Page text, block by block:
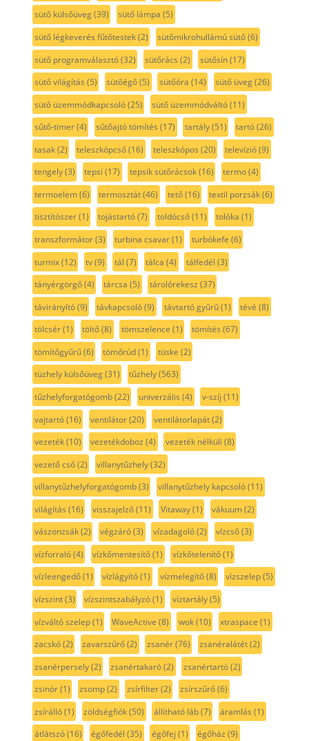
sütő külsőüveg(39) sütő lámpa (5)
sütő légkeverés fűtőtestek(2) sütőmikrohullámú sütő(6)
sütő programválasztó(32) sütőrács (2) sütősín(17)
sütő világítás (5) sütőégő(5) sütőóra (14) sütő üveg(26)
sütő üzemmódkapcsoló(25) sütő üzemmódváltó(11)
sűtő-timer(4) sűtőajtó tömítés (17) tartály(51) tartó(26)
tasak(2) teleszkópcső(16) teleszkópos (20) televízió(9)
tengely(3) tepsi (17) tepsik sütőrácsok(16) termo(4)
termoelem(6) termosztát(46) tető(16) textil porzsák(6)
tisztítószer(1) tojástartó(7) toldócső(11) tolóka (1)
transzformátor(3) turbina csavar(1) turbókefe (6)
turmix(12) tv(9) tál (7) tálca (4) tálfedél (3)
tányérgörgő(4) tárcsa (5) tárolórekesz (37)
távirányító(9) távkapcsoló(9) távtartó gyűrű(1) tévé (8)
tölcsér(1) töltő(8) tömszelence (1) tömítés (67)
tömítőgyűrű(6) tömőrúd(1) tüske (2)
tüzhely külsőüveg(31) tűzhely(563)
tűzhelyforgatógomb(22) univerzális (4) v-szíj (11)
vajtartó(16) ventilátor(20) ventilátorlapát(2)
vezeték(10) vezetékdoboz (4) vezeték nélküli (8)
vezető cső(2) villanytűzhely(32)
villanytűzhelyforgatógomb(3) villanytűzhely kapcsoló(11)
világítás (16) visszajelző(11) Vitaway(1) vákuum(2)
vászonzsák(2) végzáró(3) vízadagoló(2) vízcső(3)
vízforraló(4) vízkőmentesítő(1) vízkőtelenítő(1)
vízleengedő(1) vízlágyító(1) vízmelegítő(8) vízszelep(5)
vízszint(3) vízszintszabályzó(1) víztartály(5)
vízváltó szelep(1) WaveActive (8) wok(10) xtraspace (1)
zacskó(2) zavarszűrő(2) zsanér(76) zsanéralátét(2)
zsanérpersely(2) zsanértakaró(2) zsanértartó(2)
zsinór(1) zsomp(2) zsírfilter(2) zsírszűrő(6)
zsírálló(1) zöldségfiók(50) állítható láb(7) áramlás (1)
átlátszó(16) égőfedél (35) égőfej (1) égőház (9)